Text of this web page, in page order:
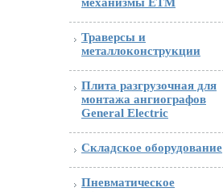
Траверсы и
металлоконструкции
Плита разгрузочная для
монтажа ангиографов
General Electric
Складское оборудование
Пневматическое